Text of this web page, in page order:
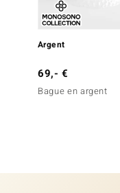
Argent
69,- €
Bague en argent